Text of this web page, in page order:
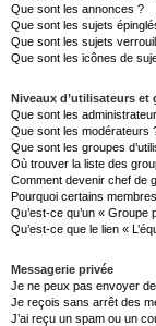
Que sont les annonces ?
Que sont les sujets
Que sont les sujets
Que sont les icônes de
Niveaux d’utilisateurs et
Que sont les
Que sont les modérateurs
Que sont les groupes
Où trouver la liste des
Comment devenir chef de
Pourquoi certains
Qu’est-ce qu’un « Groupe
Qu’est-ce que le lien «
Messagerie privée
Je ne peux pas envoyer
Je reçois sans arrêt des
J’ai reçu un spam ou un